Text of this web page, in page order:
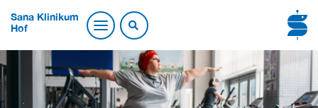
Sana Klinikum
Hof